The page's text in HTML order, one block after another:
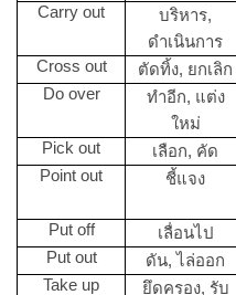
Carry out
บริหาร,
ดำเนินการ
Cross out ตัดทิ้ง, ยกเลิก
Do over
ทำอีก, แต่ง
ใหม่
Pick out
เลือก, คัด
Point out
ชี้แจง
Put off
เลื่อนไป
Put out
ดัน, ไล่ออก
Take up
ยึดครอง, รับ